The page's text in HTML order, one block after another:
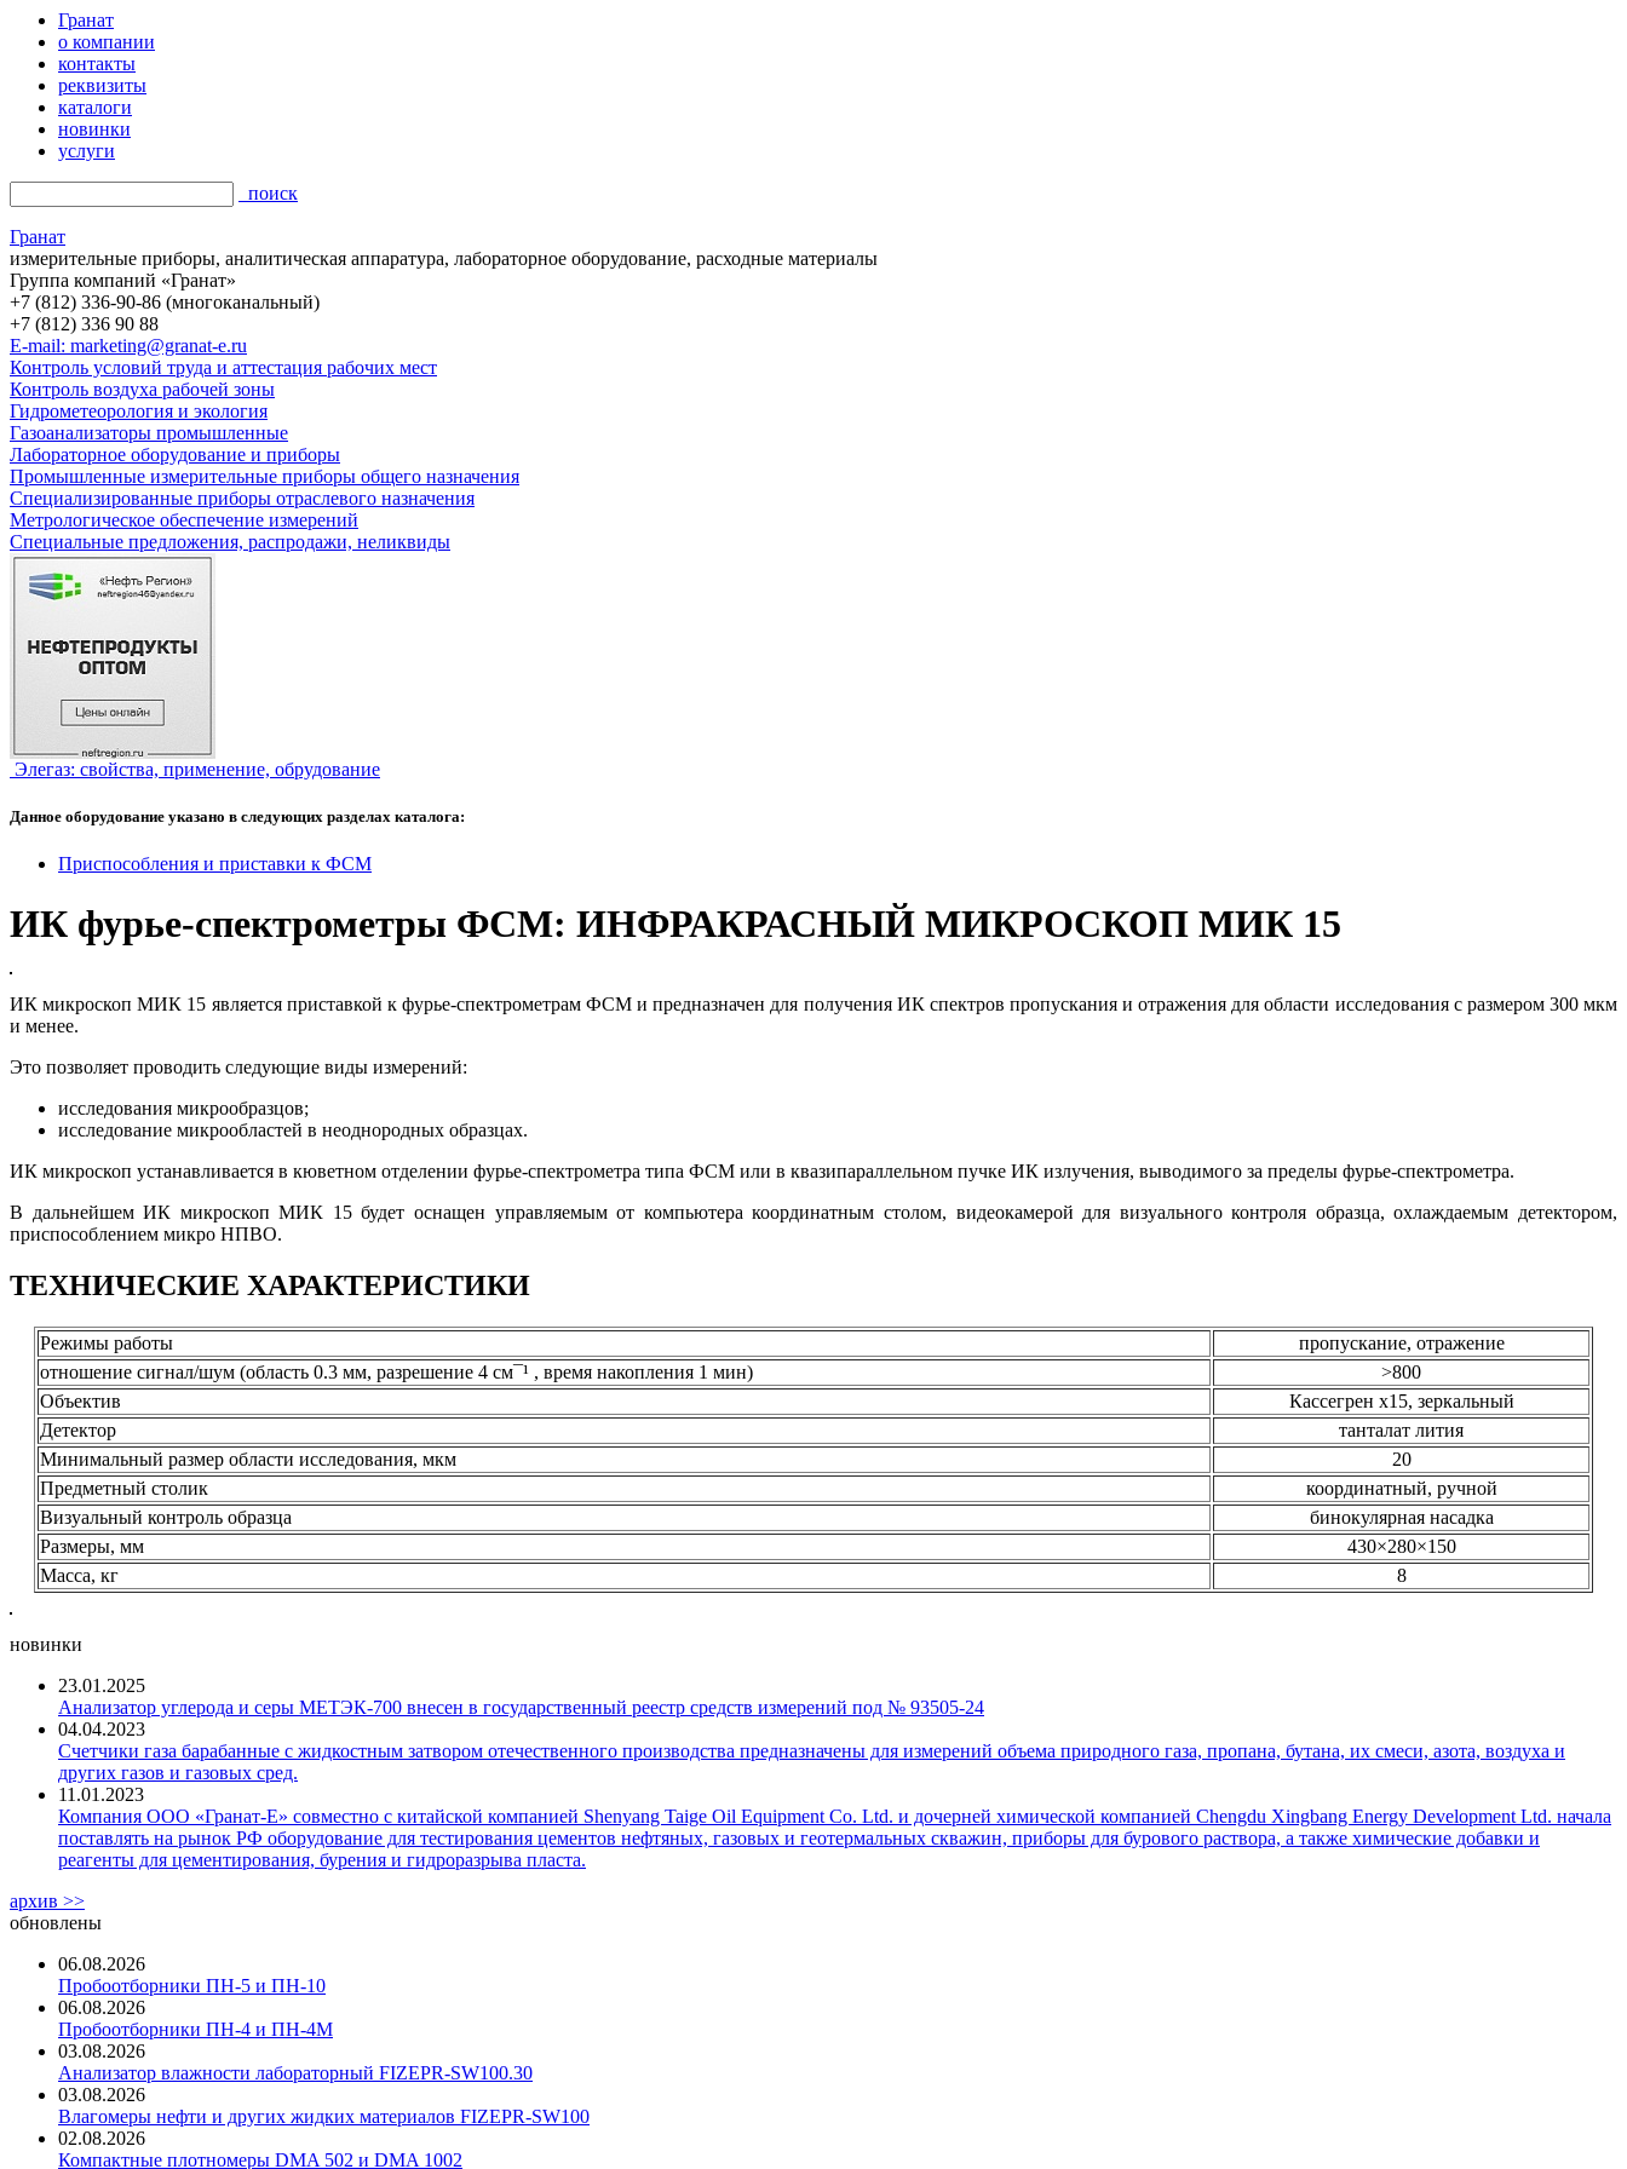
Гранат
о компании
контакты
реквизиты
каталоги
новинки
услуги
поиск
Гранат
измерительные приборы, аналитическая аппаратура, лабораторное оборудование, расходные материалы
Группа компаний «Гранат»
+7 (812) 336-90-86 (многоканальный)
+7 (812) 336 90 88
E-mail: marketing@granat-e.ru
Контроль условий труда и аттестация рабочих мест
Контроль воздуха рабочей зоны
Гидрометеорология и экология
Газоанализаторы промышленные
Лабораторное оборудование и приборы
Промышленные измерительные приборы общего назначения
Специализированные приборы отраслевого назначения
Метрологическое обеспечение измерений
Специальные предложения, распродажи, неликвиды
Элегаз: свойства, применение, обрудование
Данное оборудование указано в следующих разделах каталога:
Приспособления и приставки к ФСМ
ИК фурье-спектрометры ФСМ: ИНФРАКРАСНЫЙ МИКРОСКОП МИК 15
ИК микроскоп МИК 15 является приставкой к фурье-спектрометрам ФСМ и предназначен для получения ИК спектров пропускания и отражения для области исследования с размером 300 мкм
и менее.
Это позволяет проводить следующие виды измерений:
исследования микрообразцов;
исследование микрообластей в неоднородных образцах.
ИК микроскоп устанавливается в кюветном отделении фурье-спектрометра типа ФСМ или в квазипараллельном пучке ИК излучения, выводимого за пределы фурье-спектрометра.
В дальнейшем ИК микроскоп МИК 15 будет оснащен управляемым от компьютера координатным столом, видеокамерой для визуального контроля образца, охлаждаемым детектором,
приспособлением микро НПВО.
ТЕХНИЧЕСКИЕ ХАРАКТЕРИСТИКИ
Режимы работы
пропускание, отражение
отношение сигнал/шум (область 0.3 мм, разрешение 4 см¯¹ , время накопления 1 мин)
>800
Объектив
Кассегрен x15, зеркальный
Детектор
танталат лития
Минимальный размер области исследования, мкм
20
Предметный столик
координатный, ручной
Визуальный контроль образца
бинокулярная насадка
Размеры, мм
430×280×150
Масса, кг
8
новинки
23.01.2025
Анализатор углерода и серы МЕТЭК-700 внесен в государственный реестр средств измерений под № 93505-24
04.04.2023
Счетчики газа барабанные с жидкостным затвором отечественного производства предназначены для измерений объема природного газа, пропана, бутана, их смеси, азота, воздуха и
других газов и газовых сред.
11.01.2023
Компания ООО «Гранат-Е» совместно с китайской компанией Shenyang Taige Oil Equipment Co. Ltd. и дочерней химической компанией Chengdu Xingbang Energy Development Ltd. начала
поставлять на рынок РФ оборудование для тестирования цементов нефтяных, газовых и геотермальных скважин, приборы для бурового раствора, а также химические добавки и
реагенты для цементирования, бурения и гидроразрыва пласта.
архив >>
обновлены
06.08.2026
Пробоотборники ПН-5 и ПН-10
06.08.2026
Пробоотборники ПН-4 и ПН-4М
03.08.2026
Анализатор влажности лабораторный FIZEPR-SW100.30
03.08.2026
Влагомеры нефти и других жидких материалов FIZEPR-SW100
02.08.2026
Компактные плотномеры DMA 502 и DMA 1002